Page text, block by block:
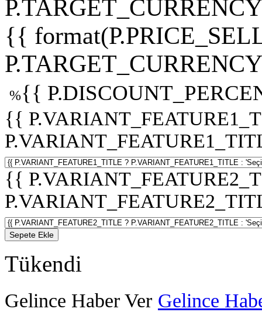
{{
%{{
{{
{{
Sepete Ekle
Tükendi
Gelince Haber Ver Gelince